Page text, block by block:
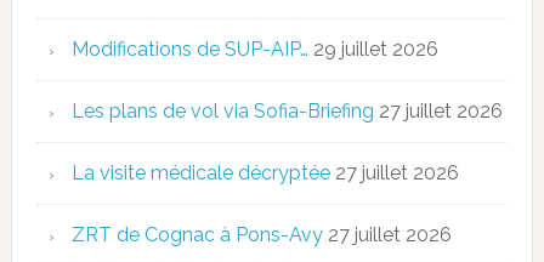
Modifications de SUP-AIP… 29 juillet 2026
Les plans de vol via Sofia-Briefing 27 juillet 2026
La visite médicale décryptée 27 juillet 2026
ZRT de Cognac à Pons-Avy 27 juillet 2026